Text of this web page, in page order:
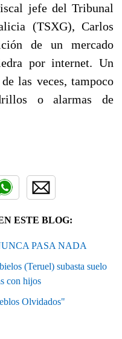
jefe del Tribunal
(TSXG), Carlos
de un mercado
por internet. Un
las veces, tampoco
o alarmas de
ESTE BLOG:
PASA NADA
(Teruel) subasta suelo
con hijos
Olvidados"